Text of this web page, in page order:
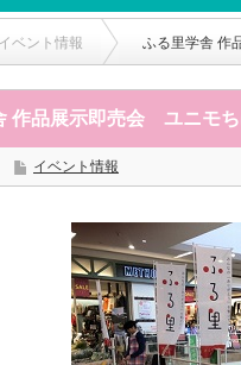
イベント情報 ふる里学舎 作
作品展示即売会 ユニモ
イベント情報